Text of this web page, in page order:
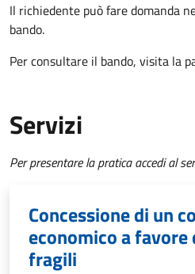
Il richiedente può fare domanda
bando.
Per consultare il bando, visita la
Servizi
Per presentare la pratica accedi al
Concessione di un
economico a
fragili